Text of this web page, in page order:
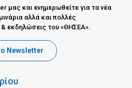
μας και ενημερωθείτε για τα νέα
αλλά και πολλές
εκδηλώσεις του «ΘΗΣΕΑ».
Newsletter